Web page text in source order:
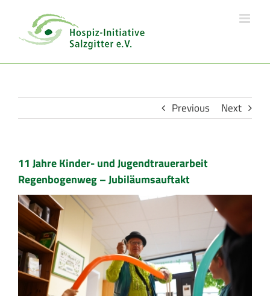
content
Previous Next
11 Jahre Kinder- und Jugendtrauerarbeit
Regenbogenweg – Jubiläumsauftakt
View
Larger
Image